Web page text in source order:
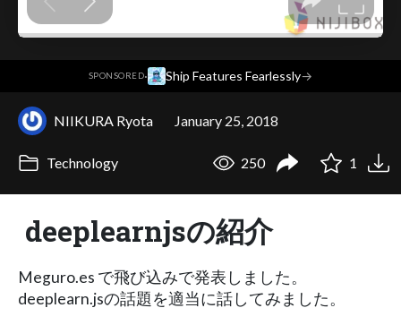
SPONSORED· Ship Features Fearlessly→
NIIKURA Ryota January 25, 2018
Technology 250 1
deeplearnjsの紹介
Meguro.es で飛び込みで発表しました。
deeplearn.jsの話題を適当に話してみました。